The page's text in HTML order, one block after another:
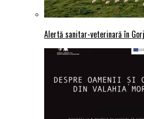
Alertă sanitar-veterinară în